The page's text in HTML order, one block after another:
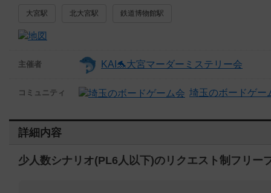
大宮駅 北大宮駅 鉄道博物館駅
主催者 KAI🐬大宮マーダーミステリー会
コミュニティ 埼玉のボードゲー
詳細内容
少人数シナリオ(PL6人以下)のリクエスト制フリー